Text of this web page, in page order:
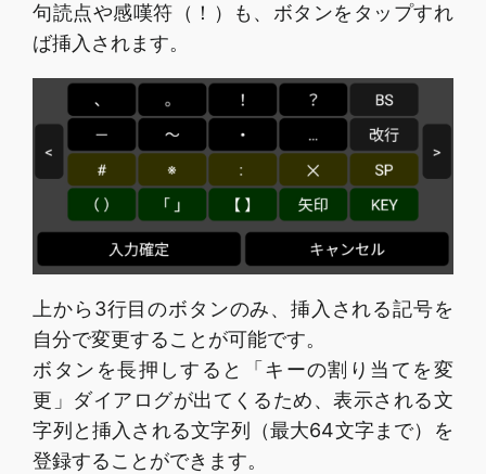
句読点や感嘆符（！）も、ボタンをタップすれ
ば挿入されます。
上から3行目のボタンのみ、挿入される記号を
自分で変更することが可能です。
ボタンを長押しすると「キーの割り当てを変
更」ダイアログが出てくるため、表示される文
字列と挿入される文字列（最大64文字まで）を
登録することができます。